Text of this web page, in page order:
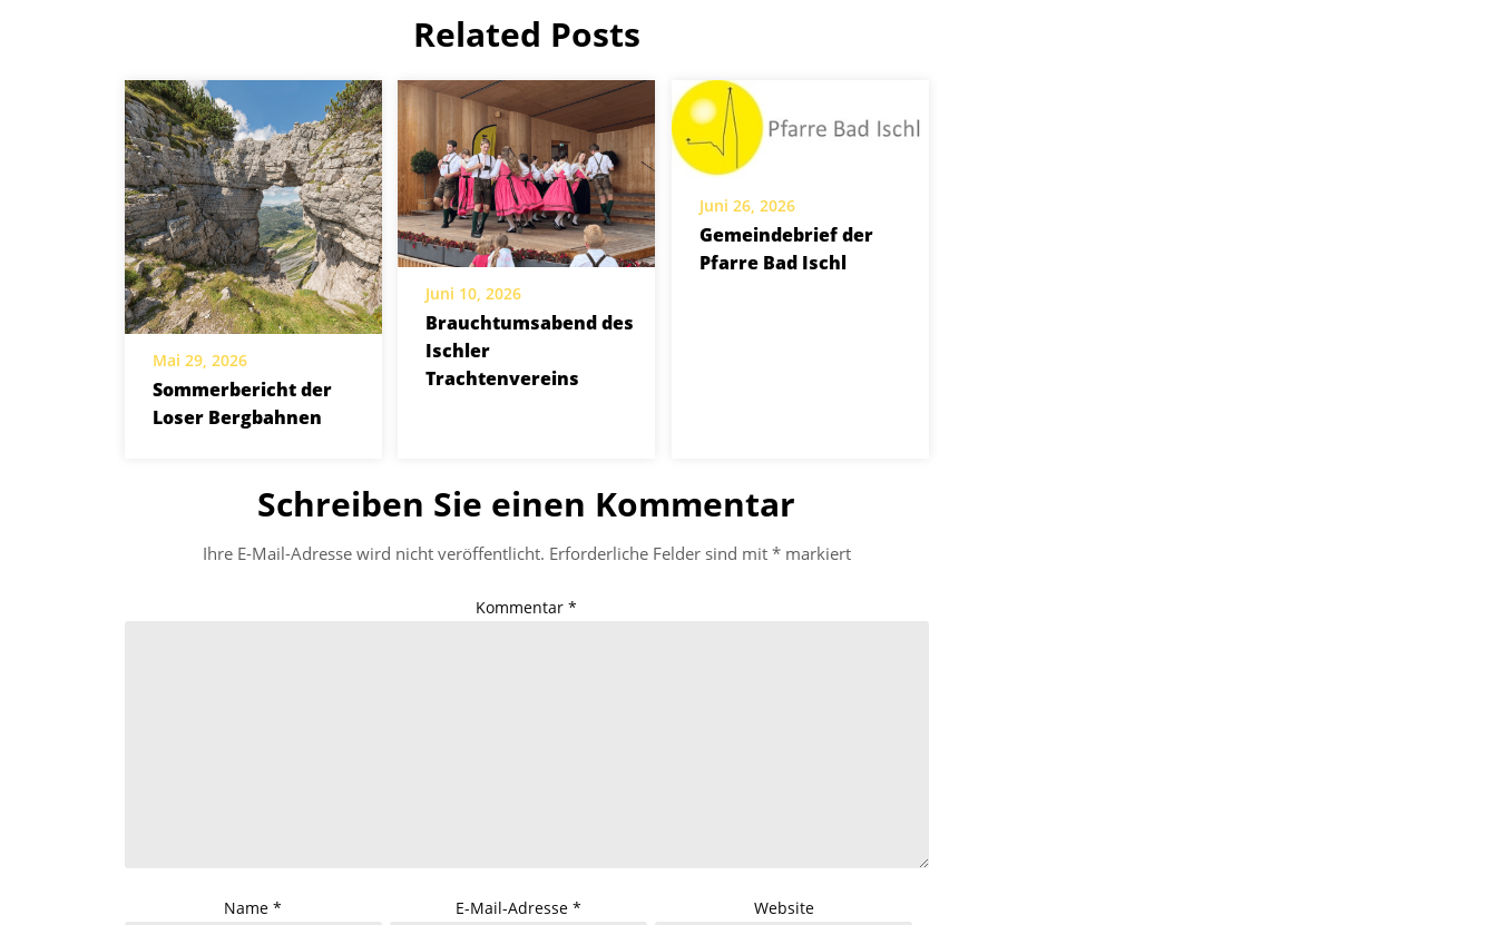
Related Posts
Mai 29, 2026
Sommerbericht der
Loser Bergbahnen
Juni 10, 2026
Brauchtumsabend des
Ischler
Trachtenvereins
Juni 26, 2026
Gemeindebrief der
Pfarre Bad Ischl
Schreiben Sie einen Kommentar
Ihre E-Mail-Adresse wird nicht veröffentlicht. Erforderliche Felder sind mit *markiert
Kommentar*
Name* E-Mail-Adresse* Website